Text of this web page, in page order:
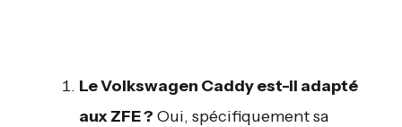
Le Volkswagen Caddy est-il adapté
aux ZFE ? Oui, spécifiquement sa